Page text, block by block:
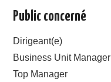
Public concerné
Dirigeant(e)
Business Unit Manager
Top Manager